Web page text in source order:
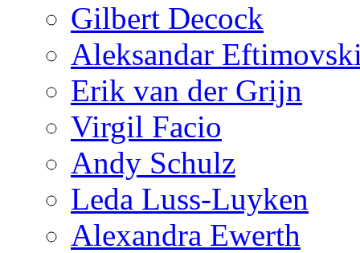
Gilbert Decock
Aleksandar
Erik van der Grijn
Virgil Facio
Andy Schulz
Leda Luss-Luyken
Alexandra Ewerth